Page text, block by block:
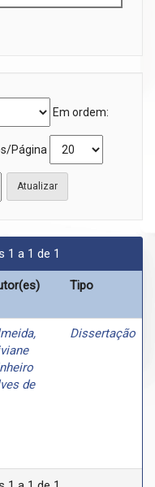
Em ordem:
Página
1 a 1 de 1
Tipo
de
Dissertação